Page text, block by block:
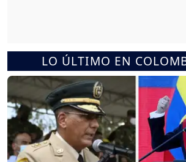
LO ÚLTIMO EN